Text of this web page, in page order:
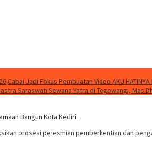
Cabai Jadi Fokus Pembuatan Video AKU
Saraswati Sewana Yatra di Tegowangi, Mas
Bangun Kota Kediri
prosesi peresmian pemberhentian dan